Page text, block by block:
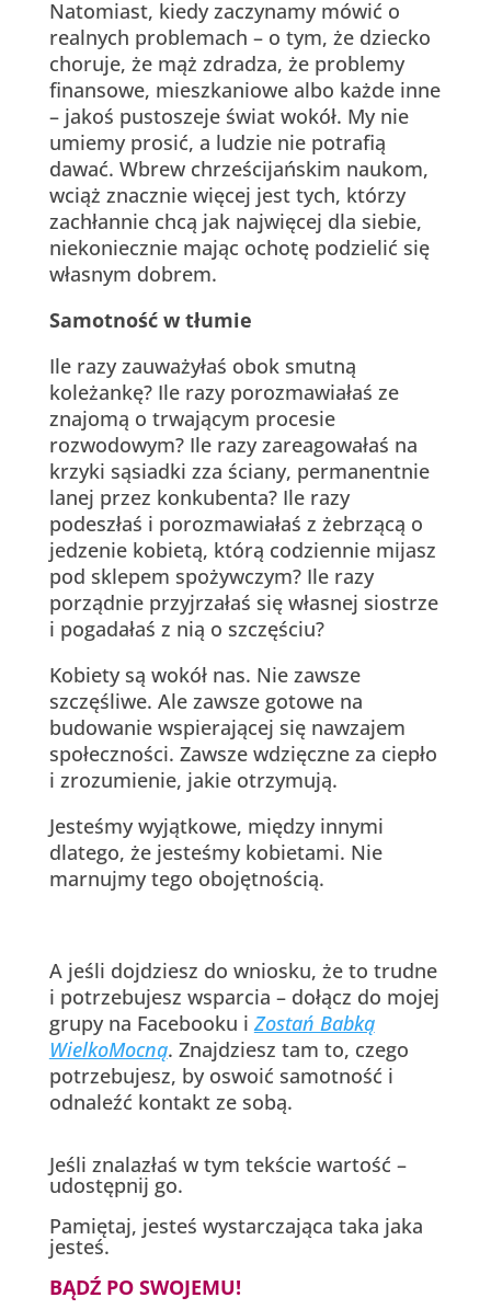
Natomiast, kiedy zaczynamy mówić o
realnych problemach – o tym, że dziecko
choruje, że mąż zdradza, że problemy
finansowe, mieszkaniowe albo każde inne
– jakoś pustoszeje świat wokół. My nie
umiemy prosić, a ludzie nie potrafią
dawać. Wbrew chrześcijańskim naukom,
wciąż znacznie więcej jest tych, którzy
zachłannie chcą jak najwięcej dla siebie,
niekoniecznie mając ochotę podzielić się
własnym dobrem.
Samotność w tłumie
Ile razy zauważyłaś obok smutną
koleżankę? Ile razy porozmawiałaś ze
znajomą o trwającym procesie
rozwodowym? Ile razy zareagowałaś na
krzyki sąsiadki zza ściany, permanentnie
lanej przez konkubenta? Ile razy
podeszłaś i porozmawiałaś z żebrzącą o
jedzenie kobietą, którą codziennie mijasz
pod sklepem spożywczym? Ile razy
porządnie przyjrzałaś się własnej siostrze
i pogadałaś z nią o szczęściu?
Kobiety są wokół nas. Nie zawsze
szczęśliwe. Ale zawsze gotowe na
budowanie wspierającej się nawzajem
społeczności. Zawsze wdzięczne za ciepło
i zrozumienie, jakie otrzymują.
Jesteśmy wyjątkowe, między innymi
dlatego, że jesteśmy kobietami. Nie
marnujmy tego obojętnością.
A jeśli dojdziesz do wniosku, że to trudne
i potrzebujesz wsparcia – dołącz do mojej
grupy na Facebooku iZostań Babką
WielkoMocną. Znajdziesz tam to, czego
potrzebujesz, by oswoić samotność i
odnaleźć kontakt ze sobą.
Jeśli znalazłaś w tym tekście wartość –
udostępnij go.
Pamiętaj, jesteś wystarczająca taka jaka
jesteś.
BĄDŹ PO SWOJEMU!